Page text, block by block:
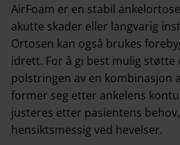
AirFoam er en stabil
akutte skader eller langvarig
Ortosen kan også brukes
idrett. For å gi best mulig
polstringen av en kombinasjon
former seg etter ankelens
justeres etter pasientens
hensiktsmessig ved hevelser.